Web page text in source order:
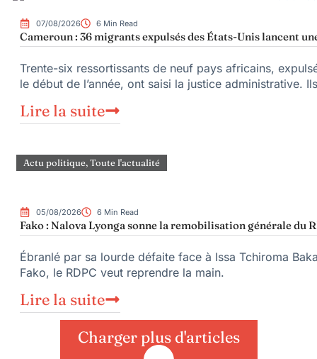
07/08/2026 6 Min Read
Cameroun : 36 migrants expulsés des États-Unis lancent
Trente-six ressortissants de neuf pays africains,
le début de l’année, ont saisi la justice administrative.
Lire la suite
Actu politique,Toute l'actualité
05/08/2026 6 Min Read
Fako : Nalova Lyonga sonne la remobilisation générale du
Ébranlé par sa lourde défaite face à Issa Tchiroma
Fako, le RDPC veut reprendre la main.
Lire la suite
Charger plus d'articles